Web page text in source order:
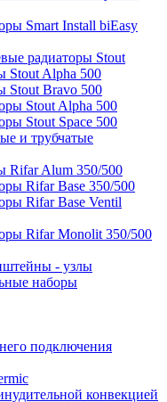
Smart Install biEasy
радиаторы Stout
Stout Alpha 500
Stout Bravo 500
Stout Alpha 500
Stout Space 500
и трубчатые
Rifar Alum 350/500
Rifar Base 350/500
Rifar Base Ventil
Rifar Monolit 350/500
- узлы
наборы
подключения
конвекцией